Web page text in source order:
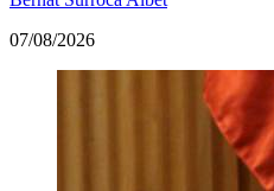
07/08/2026